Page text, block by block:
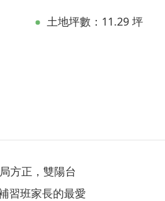
土地坪數：11.29 坪
方正，雙陽台
習班家長的最愛